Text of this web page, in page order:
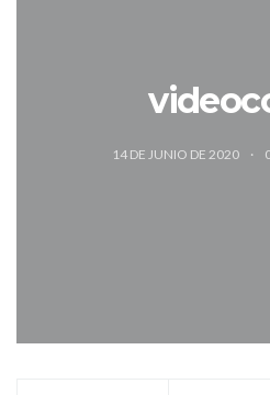
14 DE JUNIO DE 2020